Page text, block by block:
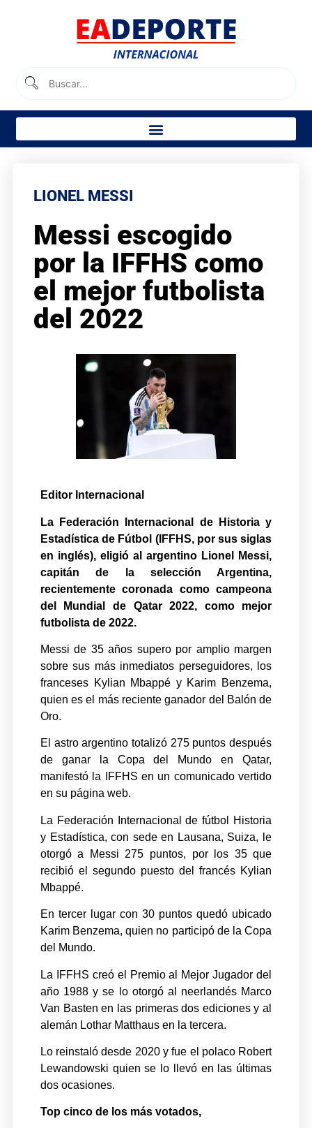
LIONEL MESSI
Messi escogido
por la IFFHS como
el mejor futbolista
del 2022
Editor Internacional
La Federación Internacional de Historia y
Estadística de Fútbol (IFFHS, por sus siglas
en inglés), eligió al argentino Lionel Messi,
capitán de la selección Argentina,
recientemente coronada como campeona
del Mundial de Qatar 2022, como mejor
futbolista de 2022.
Messi de 35 años supero por amplio margen
sobre sus más inmediatos perseguidores, los
franceses Kylian Mbappé y Karim Benzema,
quien es el más reciente ganador del Balón de
Oro.
El astro argentino totalizó 275 puntos después
de ganar la Copa del Mundo en Qatar,
manifestó la IFFHS en un comunicado vertido
en su página web.
La Federación Internacional de fútbol Historia
y Estadística, con sede en Lausana, Suiza, le
otorgó a Messi 275 puntos, por los 35 que
recibió el segundo puesto del francés Kylian
Mbappé.
En tercer lugar con 30 puntos quedó ubicado
Karim Benzema, quien no participó de la Copa
del Mundo.
La IFFHS creó el Premio al Mejor Jugador del
año 1988 y se lo otorgó al neerlandés Marco
Van Basten en las primeras dos ediciones y al
alemán Lothar Matthaus en la tercera.
Lo reinstaló desde 2020 y fue el polaco Robert
Lewandowski quien se lo llevó en las últimas
dos ocasiones.
Top cinco de los más votados,